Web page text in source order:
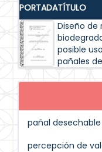
PORTADATÍTULO
Diseño de
posible
pañales
pañal desechable
percepción de